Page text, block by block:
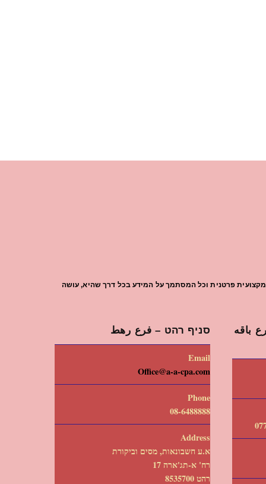
מקצועית פרטנית וכל המסתמך על המידע בכל דרך שהיא, עושה
باقه סניף רהט – فرع رهط
Email
Office@a-a-cpa.com
Phone
08-6488888
Address
א.ע חשבונאות, מסים וביקורת
רח' א-תג'ארה 17
רהט 8535700